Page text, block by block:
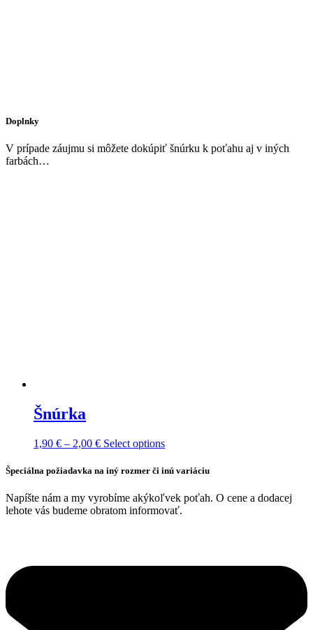
Doplnky
V prípade záujmu si môžete dokúpiť šnúrku k poťahu aj v iných
farbách…
Šnúrka
1,90 € – 2,00 €Price
1,90 €
2,00 €
Select optionsThis
has
variants.
The
options
on
Špeciálna požiadavka na iný rozmer či inú variáciu
Napíšte nám a my vyrobíme akýkoľvek poťah. O cene a dodacej
lehote vás budeme obratom informovať.